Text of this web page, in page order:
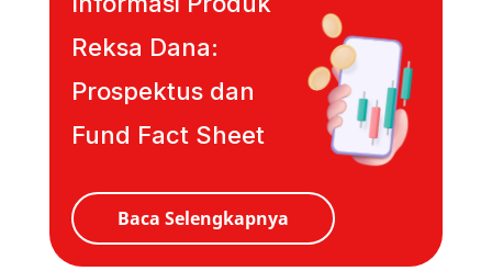
Reksa Dana:
Prospektus dan
Fund Fact Sheet
Baca Selengkapnya